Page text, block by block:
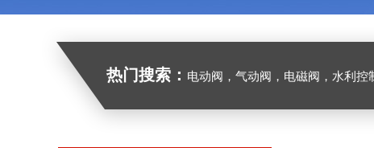
热门搜索： 电动阀，气动阀，电磁阀，水利控制